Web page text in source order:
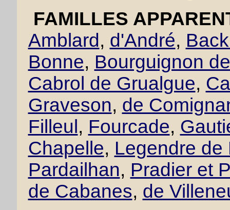
FAMILLES
Amblard , d'André,
Bonne, Bourguignon
Cabrol de Grualgue,
Graveson, de
Filleul , Fourcade,
Chapelle, Legendre de
Pardailhan, Pradier et
de Cabanes, de